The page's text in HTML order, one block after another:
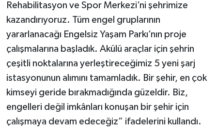
Rehabilitasyon ve Spor Merkezi’ni şehrimize
kazandırıyoruz. Tüm engel gruplarının
yararlanacağı Engelsiz Yaşam Parkı’nın proje
çalışmalarına başladık. Akülü araçlar için şehrin
çeşitli noktalarına yerleştireceğimiz 5 yeni şarj
istasyonunun alımını tamamladık. Bir şehir, en çok
kimseyi geride bırakmadığında güzeldir. Biz,
engelleri değil imkânları konuşan bir şehir için
çalışmaya devam edeceğiz” ifadelerini kullandı.